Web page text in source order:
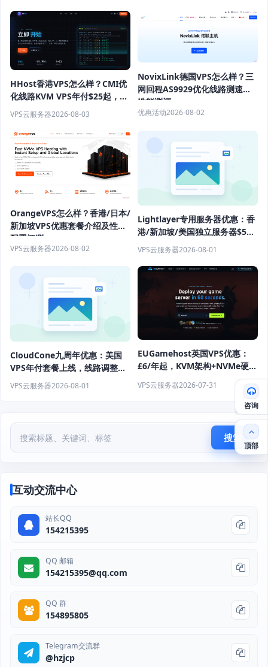
HHost香港VPS怎么样？CMI优
化线路KVM VPS年付$25起，
4GB内存优惠套餐
VPS云服务器2026-08-03
NovixLink德国VPS怎么样？三
网回程AS9929优化线路测速与
性能测评
优惠活动2026-08-02
OrangeVPS怎么样？香港/日本/
新加坡VPS优惠套餐介绍及性能
配置评测
VPS云服务器2026-08-02
Lightlayer专用服务器优惠：香
港/新加坡/美国独立服务器$57/
月起
VPS云服务器2026-08-01
CloudCone九周年优惠：美国
VPS年付套餐上线，线路调整后
性能升级
VPS云服务器2026-08-01
EUGamehost英国VPS优惠：
£6/年起，KVM架构+NVMe硬盘
VPS云服务器2026-07-31
搜索
互动交流中心
站长QQ
154215395
QQ 邮箱
154215395@qq.com
QQ 群
154895805
Telegram交流群
@hzjcp
咨询
顶部